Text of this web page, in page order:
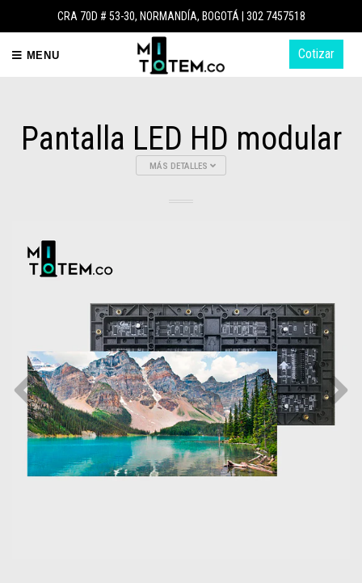
CRA 70D # 53-30, NORMANDÍA, BOGOTÁ | 302 7457518
MENU Cotizar
Pantalla LED HD modular
MÁS DETALLES